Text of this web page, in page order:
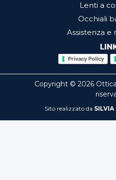
Lenti a
Occhiali
Assistenza e
Privacy Policy
Copyright © 2026
Sito realizzato da SILVIA